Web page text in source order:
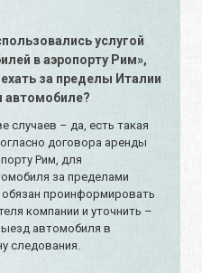
услугой
в аэропорту Рим»,
за пределы Италии
автомобиле?
случаев – да, есть такая
договора аренды
Рим, для
за пределами
проинформировать
компании и уточнить –
автомобиля в
следования.